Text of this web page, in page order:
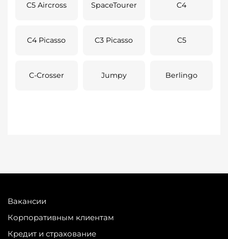
C5 Aircross SpaceTourer C4
C4 Picasso C3 Picasso C5
C-Crosser Jumpy Berlingo
Вакансии
Корпоративным клиентам
Кредит и страхование